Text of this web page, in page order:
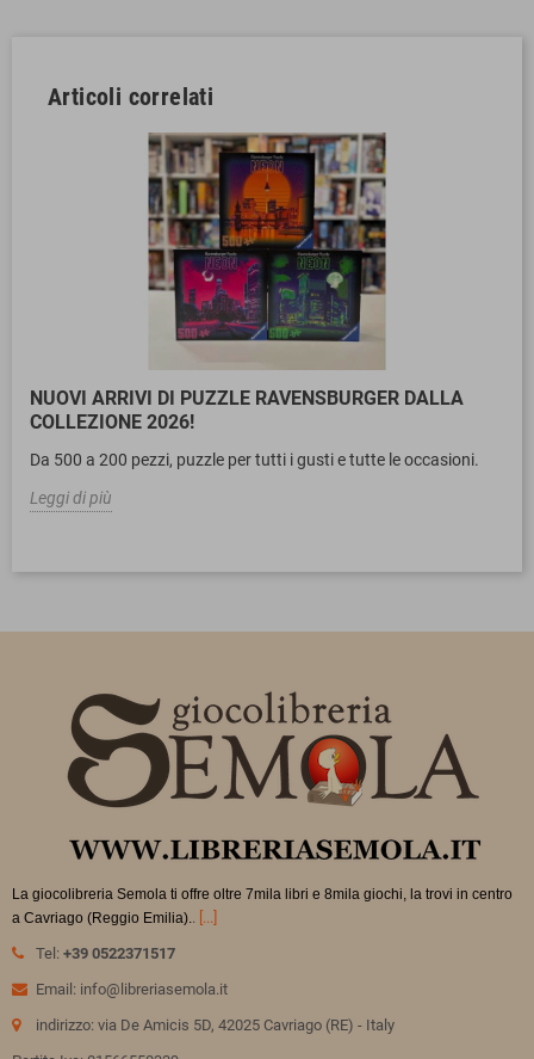
Articoli correlati
NUOVI ARRIVI DI PUZZLE RAVENSBURGER DALLA
COLLEZIONE 2026!
Da 500 a 200 pezzi, puzzle per tutti i gusti e tutte le occasioni.
Leggi di più
La giocolibreria Semola ti offre oltre 7mila libri e 8mila giochi, la trovi in centro
a Cavriago (Reggio Emilia). . [...]
Tel: +39 0522371517
Email: info@libreriasemola.it
indirizzo: via De Amicis 5D, 42025 Cavriago (RE) - Italy